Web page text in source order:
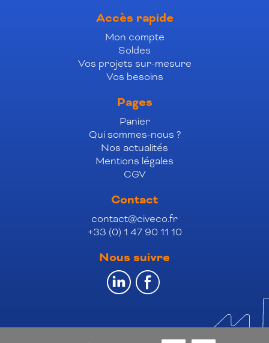
Accès rapide
Mon compte
Soldes
Vos projets sur-mesure
Vos besoins
Pages
Panier
Qui sommes-nous ?
Nos actualités
Mentions légales
CGV
Contact
contact@civeco.fr
+33 (0) 1 47 90 11 10
Nous suivre